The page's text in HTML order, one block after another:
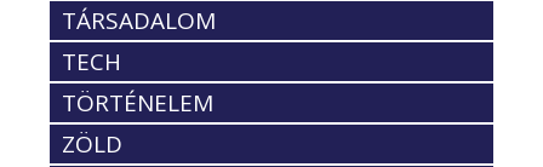
TÁRSADALOM
TECH
TÖRTÉNELEM
ZÖLD